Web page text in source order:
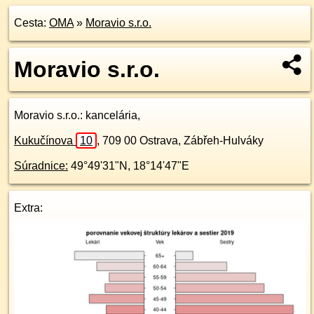
Cesta: OMA» Moravio s.r.o.
Moravio s.r.o.
Moravio s.r.o.: kancelária,
Kukučínova 10 , 709 00 Ostrava, Zábřeh-Hulváky
Súradnice: 49°49'31"N , 18°14'47"E
Extra: